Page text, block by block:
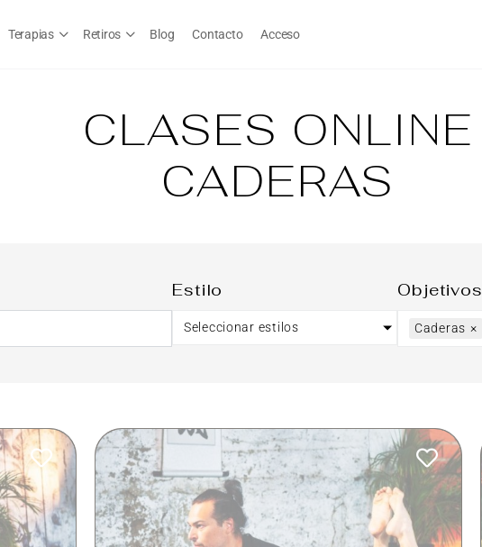
Terapias Retiros Blog Contacto Acceso
CLASES ONLINE
CADERAS
Estilo
Seleccionar estilos
Objetivos
Caderas ×